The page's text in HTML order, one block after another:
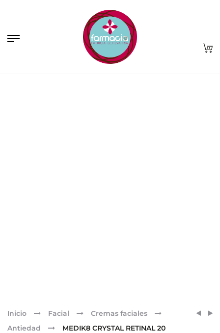
Inicio Facial
Cremas faciales
Antiedad
MEDIK8 CRYSTAL RETINAL 20